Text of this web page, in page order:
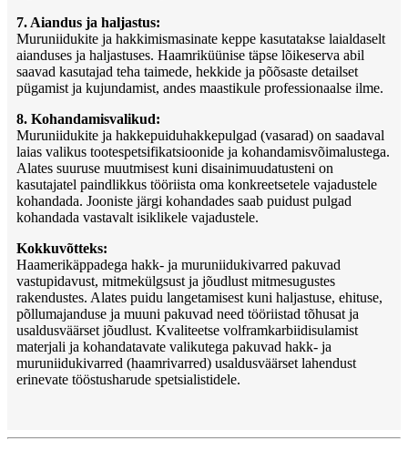
7. Aiandus ja haljastus:
Muruniidukite ja hakkimismasinate keppe kasutatakse laialdaselt
aianduses ja haljastuses. Haamriküünise täpse lõikeserva abil
saavad kasutajad teha taimede, hekkide ja põõsaste detailset
pügamist ja kujundamist, andes maastikule professionaalse ilme.
8. Kohandamisvalikud:
Muruniidukite ja hakkepuiduhakkepulgad (vasarad) on saadaval
laias valikus tootespetsifikatsioonide ja kohandamisvõimalustega.
Alates suuruse muutmisest kuni disainimuudatusteni on
kasutajatel paindlikkus tööriista oma konkreetsetele vajadustele
kohandada. Jooniste järgi kohandades saab puidust pulgad
kohandada vastavalt isiklikele vajadustele.
Kokkuvõtteks:
Haamerikäppadega hakk- ja muruniidukivarred pakuvad
vastupidavust, mitmekülgsust ja jõudlust mitmesugustes
rakendustes. Alates puidu langetamisest kuni haljastuse, ehituse,
põllumajanduse ja muuni pakuvad need tööriistad tõhusat ja
usaldusväärset jõudlust. Kvaliteetse volframkarbiidisulamist
materjali ja kohandatavate valikutega pakuvad hakk- ja
muruniidukivarred (haamrivarred) usaldusväärset lahendust
erinevate tööstusharude spetsialistidele.